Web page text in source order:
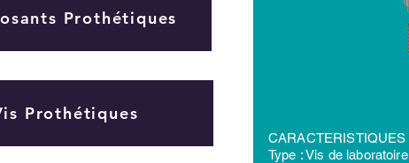
Prothétiques
Prothétiques
Type : Vis de laboratoire